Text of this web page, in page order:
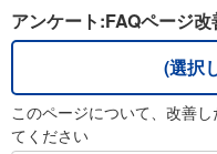
アンケート:FAQページ
(選択
このページについて、改善
てください